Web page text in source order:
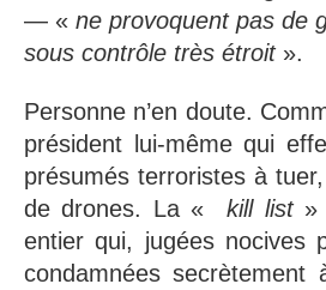
— « ne provoquent pas de
sous contrôle très étroit ».
Personne n’en doute.
président lui-même qui
présumés terroristes à
de drones. La «
kill list»
entier qui, jugées nocives
condamnées